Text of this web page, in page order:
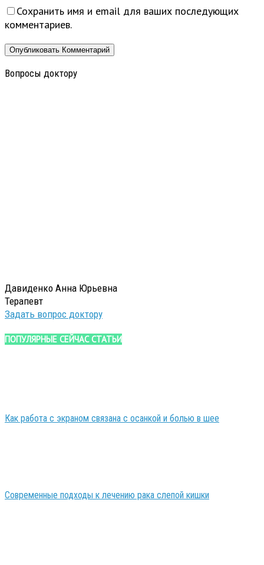
Сохранить имя и email для ваших последующих
комментариев.
Вопросы доктору
Давиденко Анна Юрьевна
Терапевт
Задать вопрос доктору
ПОПУЛЯРНЫЕ СЕЙЧАС СТАТЬИ
Как работа с экраном связана с осанкой и болью в шее
Современные подходы к лечению рака слепой кишки